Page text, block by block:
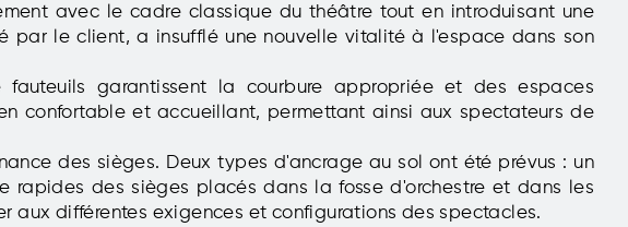
avec le cadre classique du théâtre tout en introduisant une
par le client, a insufflé une nouvelle vitalité à l'espace dans son
garantissent la courbure appropriée et des espaces
confortable et accueillant, permettant ainsi aux spectateurs de
des sièges. Deux types d'ancrage au sol ont été prévus : un
des sièges placés dans la fosse d'orchestre et dans les
aux différentes exigences et configurations des spectacles.